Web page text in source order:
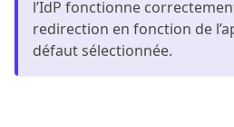
l’IdP fonctionne
redirection en fonction de
défaut sélectionnée.